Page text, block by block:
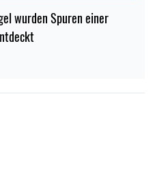
wurden Spuren einer